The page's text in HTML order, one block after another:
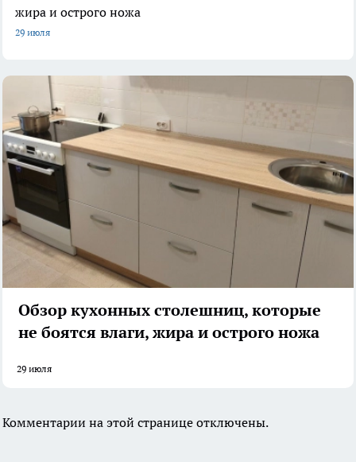
жира и острого ножа
29 июля
Обзор кухонных столешниц, которые
не боятся влаги, жира и острого ножа
29 июля
Комментарии на этой странице отключены.